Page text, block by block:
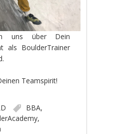
uns über Dein
als BoulderTrainer
Teamspirit!
BBA,
,